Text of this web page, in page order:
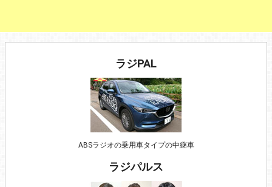
ラジPAL
ABSラジオの乗用車タイプの中継車
ラジパルス